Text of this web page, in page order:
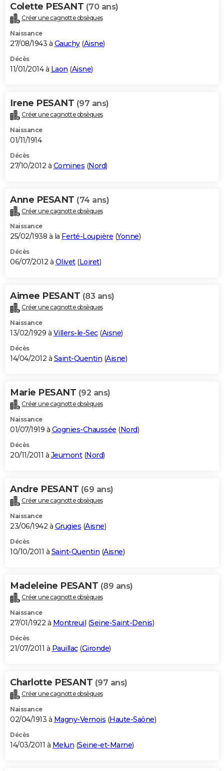
Colette PESANT (70 ans)
Créer une cagnotte obsèques
Naissance
27/08/1943 à Gauchy(Aisne)
Décès
11/01/2014 à Laon (Aisne)
Irene PESANT (97 ans)
Créer une cagnotte obsèques
Naissance
01/11/1914
Décès
27/10/2012 à Comines (Nord)
Anne PESANT (74 ans)
Créer une cagnotte obsèques
Naissance
25/02/1938 à la Ferté-Loupière (Yonne)
Décès
06/07/2012 à Olivet(Loiret)
Aimee PESANT (83 ans)
Créer une cagnotte obsèques
Naissance
13/02/1929 à Villers-le-Sec(Aisne)
Décès
14/04/2012 à Saint-Quentin (Aisne)
Marie PESANT (92 ans)
Créer une cagnotte obsèques
Naissance
01/07/1919 à Gognies-Chaussée (Nord)
Décès
20/11/2011 à Jeumont(Nord)
Andre PESANT (69 ans)
Créer une cagnotte obsèques
Naissance
23/06/1942 à Grugies (Aisne)
Décès
10/10/2011 à Saint-Quentin (Aisne)
Madeleine PESANT (89 ans)
Créer une cagnotte obsèques
Naissance
27/01/1922 à Montreuil (Seine-Saint-Denis)
Décès
21/07/2011 à Pauillac(Gironde)
Charlotte PESANT (97 ans)
Créer une cagnotte obsèques
Naissance
02/04/1913 à Magny-Vernois (Haute-Saône)
Décès
14/03/2011 à Melun (Seine-et-Marne)